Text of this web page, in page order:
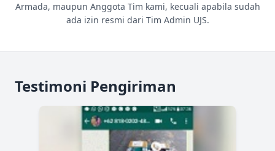
Armada, maupun Anggota Tim kami, kecuali apabila sudah
ada izin resmi dari Tim Admin UJS.
Testimoni Pengiriman